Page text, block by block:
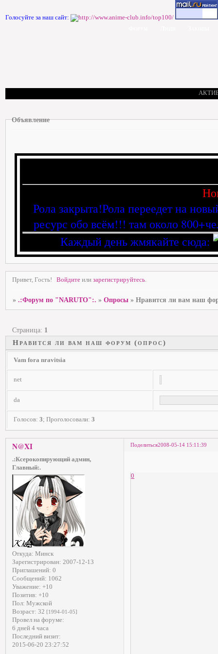
Голосуйте за наш сайт:
Объявление
Рола закрыта!Рола переедет на
ресурс обо всём!!! там около
Каждый день жмякайте сюда:
Привет, Гость! Войдите илизарегистрируйтесь.
».:Форум по "NARUTO":. »Опросы »Нравится ли вам наш
Нравится ли вам наш форум (опрос)
Страница: 1
Vam fora nravitsia
net
da
Голосов: 3; Проголосовали: 3
Поделиться2008-05-14 15:11:39
N@XI
.:Ксерокопирующий админ,
Главный:.
Откуда: Минск
Зарегистрирован: 2007-12-13
Приглашений: 0
Сообщений: 1062
Уважение: +10
Позитив: +10
Пол: Мужской
Возраст: 32 [1994-01-05]
Провел на форуме:
6 дней 4 часа
Последний визит:
2015-06-20 23:27:52
0